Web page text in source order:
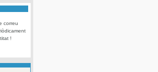
correu
!